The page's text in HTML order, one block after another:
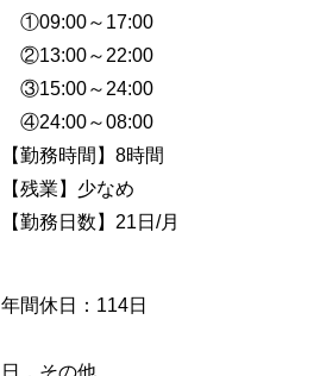
①09:00～17:00
②13:00～22:00
③15:00～24:00
④24:00～08:00
【勤務時間】8時間
【残業】少なめ
【勤務日数】21日/月
年間休日：114日
日，その他